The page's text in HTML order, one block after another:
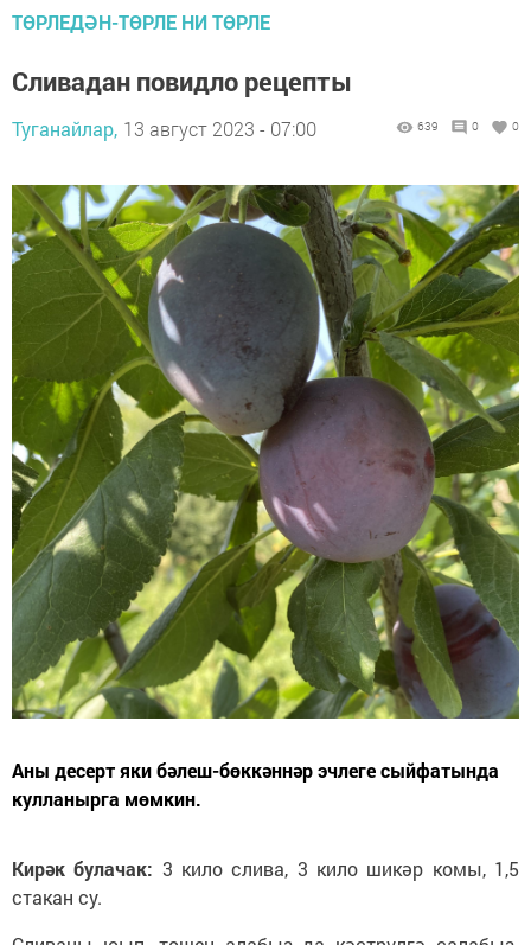
ТӨРЛЕДӘН-ТӨРЛЕ НИ ТӨРЛЕ
Сливадан повидло рецепты
Туганайлар, 13 август 2023 - 07:00 639 0 0
Аны десерт яки бәлеш-бөккәннәр эчлеге сыйфатында
кулланырга мөмкин.
Кирәк булачак: 3 кило слива, 3 кило шикәр комы, 1,5
стакан су.